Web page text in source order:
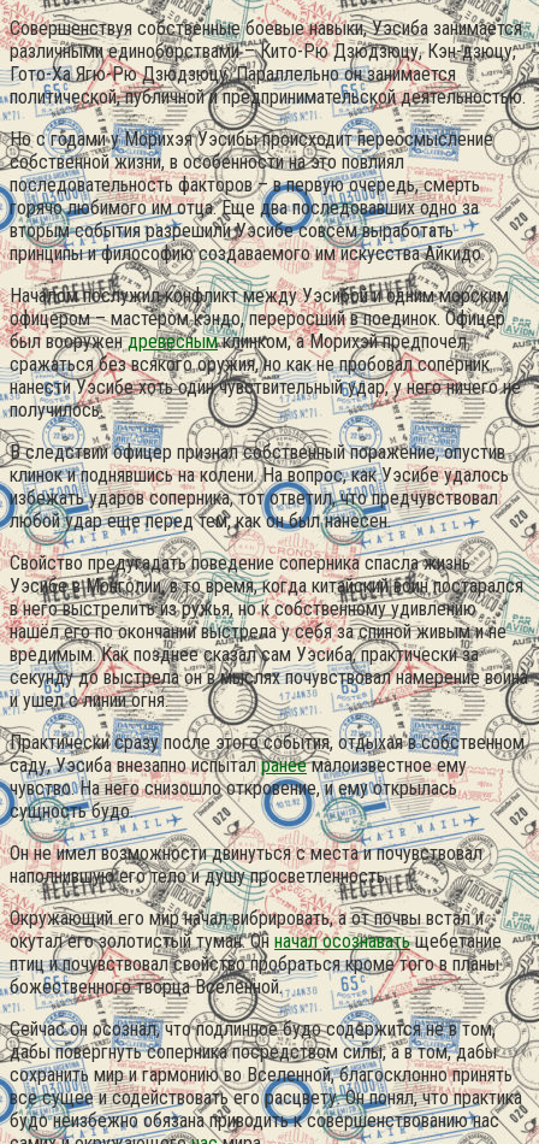
Совершенствуя собственные боевые навыки, Уэсиба занимается
различными единоборствами – Кито-Рю Дзюдзюцу, Кэн-дзюцу,
Гото-Ха Ягю-Рю Дзюдзюцу. Параллельно он занимается
политической, публичной и предпринимательской деятельностью.
Но с годами у Морихэя Уэсибы происходит переосмысление
собственной жизни, в особенности на это повлиял
последовательность факторов – в первую очередь, смерть
горячо любимого им отца. Еще два последовавших одно за
вторым события разрешили Уэсибе совсем выработать
принципы и философию создаваемого им искусства Айкидо.
Началом послужил конфликт между Уэсибой и одним морским
офицером – мастером кэндо, переросший в поединок. Офицер
был вооружендревеснымклинком, а Морихэй предпочел
сражаться без всякого оружия, но как не пробовал соперник
нанести Уэсибе хоть один чувствительный удар, у него ничего не
получилось.
В следствии офицер признал собственный поражение, опустив
клинок и поднявшись на колени. На вопрос, как Уэсибе удалось
избежать ударов соперника, тот ответил, что предчувствовал
любой удар еще перед тем, как он был нанесен.
Свойство предугадать поведение соперника спасла жизнь
Уэсибе в Монголии, в то время, когда китайский воин постарался
в него выстрелить из ружья, но к собственному удивлению
нашёл его по окончании выстрела у себя за спиной живым и не
вредимым. Как позднее сказал сам Уэсиба, практически за
секунду до выстрела он в мыслях почувствовал намерение воина
и ушел с линии огня.
Практически сразу после этого события, отдыхая в собственном
саду, Уэсиба внезапно испыталранеемалоизвестное ему
чувство. На него снизошло откровение, и ему открылась
сущность будо.
Он не имел возможности двинуться с места и почувствовал
наполнившую его тело и душу просветленность.
Окружающий его мир начал вибрировать, а от почвы встал и
окутал его золотистый туман. Он начал осознаватьщебетание
птиц и почувствовал свойство пробраться кроме того в планы
божественного творца Вселенной.
Сейчас он осознал, что подлинное будо содержится не в том,
дабы повергнуть соперника посредством силы, а в том, дабы
сохранить мир и гармонию во Вселенной, благосклонно принять
все сущее и содействовать его расцвету. Он понял, что практика
будо неизбежно обязана приводить к совершенствованию нас